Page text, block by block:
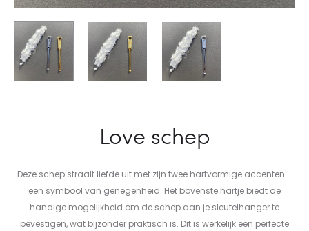
Love schep
Deze schep straalt liefde uit met zijn twee hartvormige accenten –
een symbool van genegenheid. Het bovenste hartje biedt de
handige mogelijkheid om de schep aan je sleutelhanger te
bevestigen, wat bijzonder praktisch is. Dit is werkelijk een perfecte